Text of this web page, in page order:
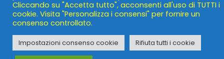
Cliccando su "Accetta tutto", acconsenti all'uso di TUTTI i
cookie. Visita "Personalizza i consensi" per fornire un
consenso controllato.
Impostazioni consenso cookie Rifiuta tutti i cookie